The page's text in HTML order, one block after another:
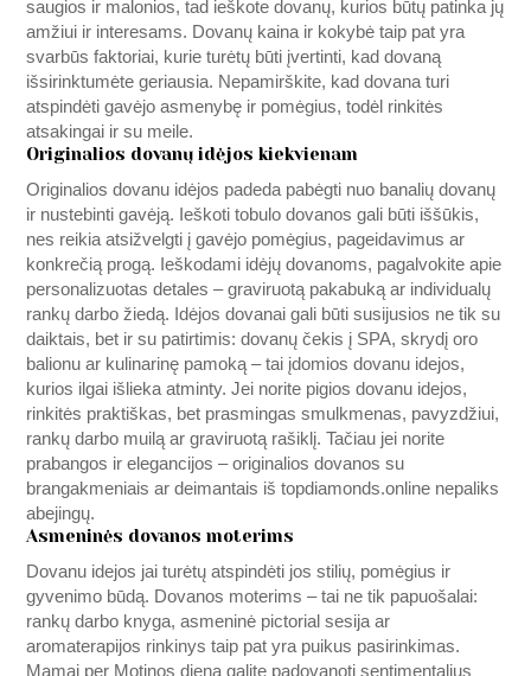
saugios ir malonios, tad ieškote dovanų, kurios būtų patinka jų
amžiui ir interesams. Dovanų kaina ir kokybė taip pat yra
svarbūs faktoriai, kurie turėtų būti įvertinti, kad dovaną
išsirinktumėte geriausia. Nepamirškite, kad dovana turi
atspindėti gavėjo asmenybę ir pomėgius, todėl rinkitės
atsakingai ir su meile.
Originalios dovanų idėjos kiekvienam
Originalios dovanu idėjos padeda pabėgti nuo banalių dovanų
ir nustebinti gavėją. Ieškoti tobulo dovanos gali būti iššūkis,
nes reikia atsižvelgti į gavėjo pomėgius, pageidavimus ar
konkrečią progą. Ieškodami idėjų dovanoms, pagalvokite apie
personalizuotas detales – graviruotą pakabuką ar individualų
rankų darbo žiedą. Idėjos dovanai gali būti susijusios ne tik su
daiktais, bet ir su patirtimis: dovanų čekis į SPA, skrydį oro
balionu ar kulinarinę pamoką – tai įdomios dovanu idejos,
kurios ilgai išlieka atminty. Jei norite pigios dovanu idejos,
rinkitės praktiškas, bet prasmingas smulkmenas, pavyzdžiui,
rankų darbo muilą ar graviruotą rašiklį. Tačiau jei norite
prabangos ir elegancijos – originalios dovanos su
brangakmeniais ar deimantais ištopdiamonds.online nepaliks
abejingų.
Asmeninės dovanos moterims
Dovanu idejos jai turėtų atspindėti jos stilių, pomėgius ir
gyvenimo būdą. Dovanos moterims – tai ne tik papuošalai:
rankų darbo knyga, asmeninė pictorial sesija ar
aromaterapijos rinkinys taip pat yra puikus pasirinkimas.
Mamai per Motinos dieną galite padovanoti sentimentalius